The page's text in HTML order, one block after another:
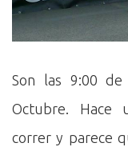
Son las 9:00
Octubre. Hace
correr y parece